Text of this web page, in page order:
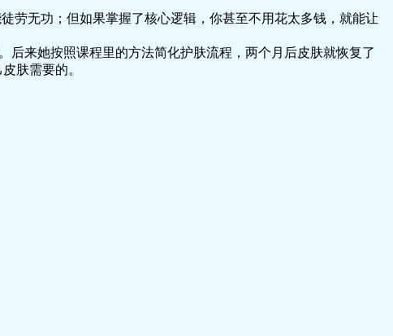
劳无功；但如果掌握了核心逻辑，你甚至不用花太多钱，就能让
后来她按照课程里的方法简化护肤流程，两个月后皮肤就恢复了
肤需要的。